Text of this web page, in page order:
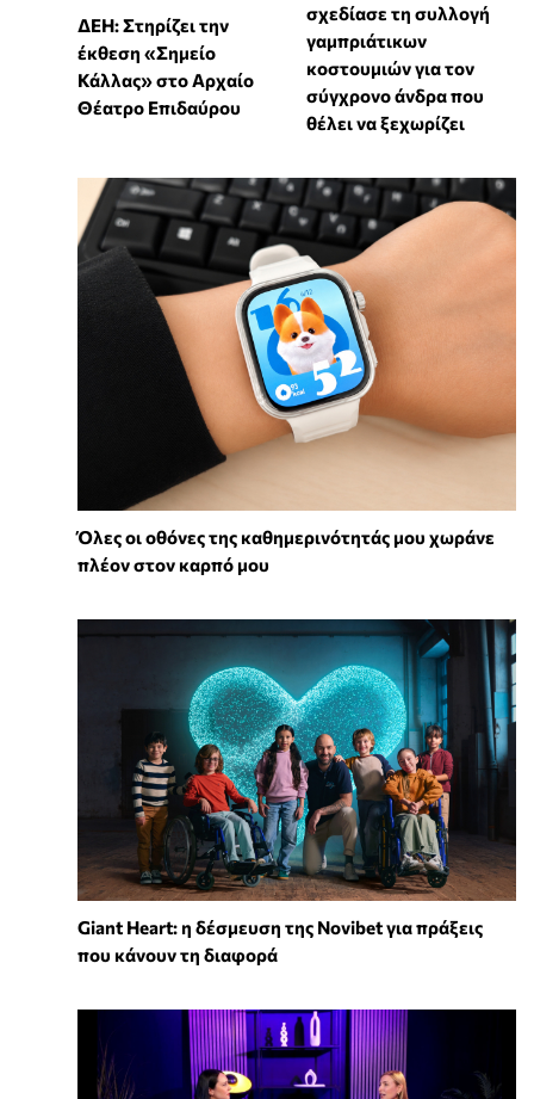
ΔΕΗ: Στηρίζει την
έκθεση «Σημείο
Κάλλας» στο Αρχαίο
Θέατρο Επιδαύρου
σχεδίασε τη συλλογή
γαμπριάτικων
κοστουμιών για τον
σύγχρονο άνδρα που
θέλει να ξεχωρίζει
Όλες οι οθόνες της καθημερινότητάς μου χωράνε
πλέον στον καρπό μου
Giant Heart: η δέσμευση της Novibet για πράξεις
που κάνουν τη διαφορά